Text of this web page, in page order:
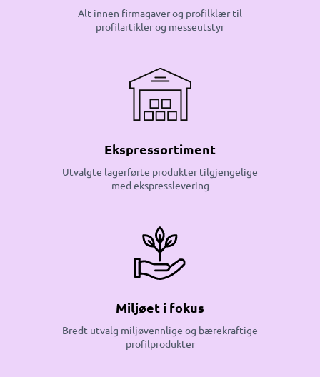
Alt innen firmagaver og profilklær til
profilartikler og messeutstyr
Ekspressortiment
Utvalgte lagerførte produkter tilgjengelige
med ekspresslevering
Miljøet i fokus
Bredt utvalg miljøvennlige og bærekraftige
profilprodukter